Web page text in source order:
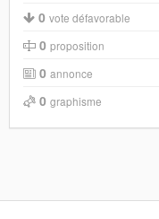
0 vote défavorable
0 proposition
0 annonce
0 graphisme